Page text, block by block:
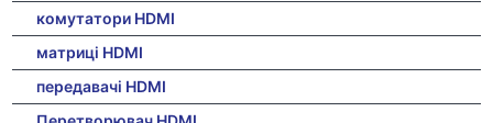
комутатори HDMI
матриці HDMI
передавачі HDMI